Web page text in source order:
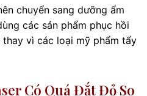
chuyển sang dưỡng ẩm
các sản phẩm phục hồi
vì các loại mỹ phẩm tẩy
Có Quá Đắt Đỏ So